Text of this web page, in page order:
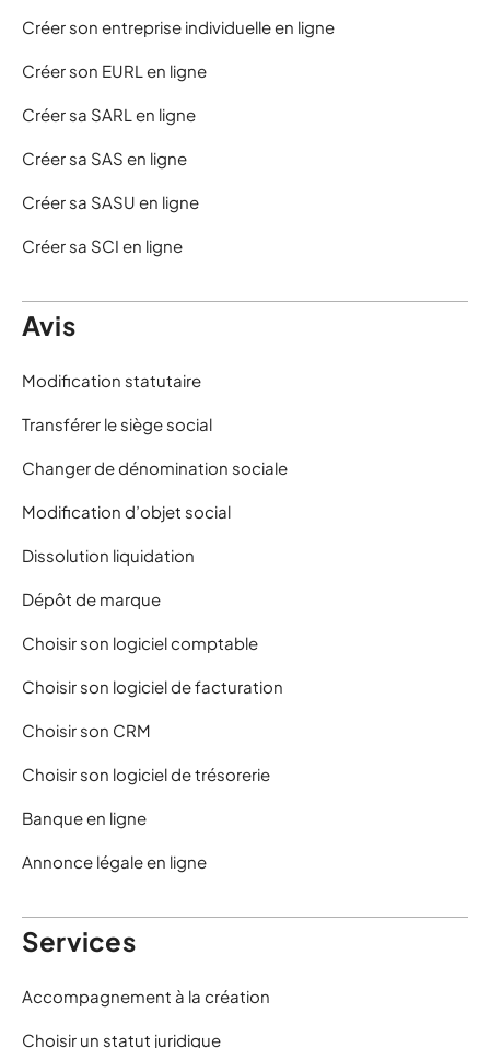
Créer son entreprise individuelle en ligne
Créer son EURL en ligne
Créer sa SARL en ligne
Créer sa SAS en ligne
Créer sa SASU en ligne
Créer sa SCI en ligne
Avis
Modification statutaire
Transférer le siège social
Changer de dénomination sociale
Modification d’objet social
Dissolution liquidation
Dépôt de marque
Choisir son logiciel comptable
Choisir son logiciel de facturation
Choisir son CRM
Choisir son logiciel de trésorerie
Banque en ligne
Annonce légale en ligne
Services
Accompagnement à la création
Choisir un statut juridique